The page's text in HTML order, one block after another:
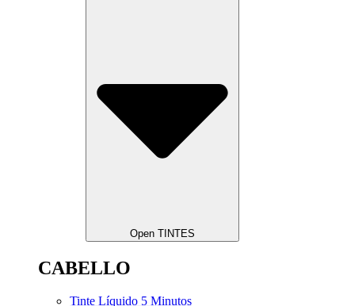
Open TINTES
CABELLO
Tinte Líquido 5 Minutos